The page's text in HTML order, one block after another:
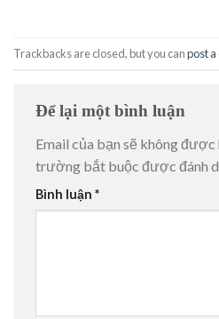
Trackbacks are closed, but you canpost
Để lại một bình luận
Email của bạn sẽ không được
trường bắt buộc được đánh
Bình luận *